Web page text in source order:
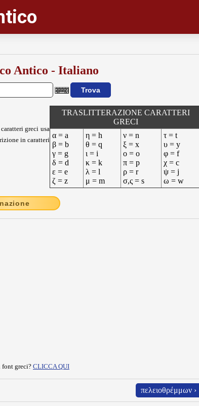
Antico - Italiano
greci usa
in caratteri
TRASLITTERAZIONE CARATTERI
GRECI
α = a
β = b
γ = g
δ = d
ε = e
ζ = z
η = h
θ = q
ι = i
κ = k
λ = l
μ = m
ν = n
ξ = x
ο = o
π = p
ρ = r
σ,ς = s
τ = t
υ = y
φ = f
χ = c
ψ = j
ω = w
font greci? CLICCA QUI
πελειοθρέμμων ›